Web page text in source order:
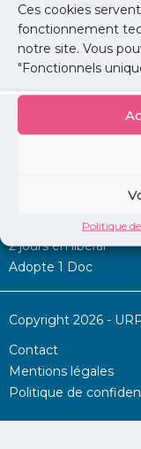
Ces cookies
fonctionnement
notre site. Vous
"Fonctionnels
Politique
Permanence d’aide
2 jours en libéral
Adopte 1 Doc
Copyright 2026 -
Contact
Mentions légales
Politique de